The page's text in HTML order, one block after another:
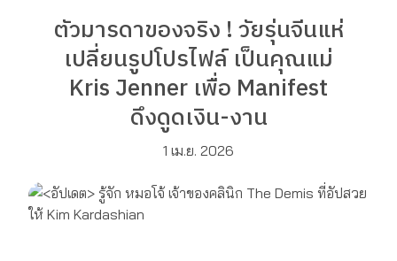
ตัวมารดาของจริง ! วัยรุ่นจีนแห่
เปลี่ยนรูปโปรไฟล์ เป็นคุณแม่
Kris Jenner เพื่อ Manifest
ดึงดูดเงิน-งาน
1 เม.ย. 2026